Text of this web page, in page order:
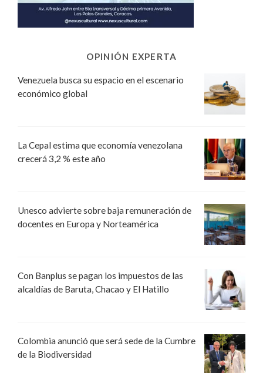
OPINIÓN EXPERTA
Venezuela busca su espacio en el escenario
económico global
La Cepal estima que economía venezolana
crecerá 3,2 % este año
Unesco advierte sobre baja remuneración de
docentes en Europa y Norteamérica
Con Banplus se pagan los impuestos de las
alcaldías de Baruta, Chacao y El Hatillo
Colombia anunció que será sede de la Cumbre
de la Biodiversidad